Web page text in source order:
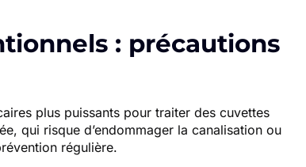
: précautions
plus puissants pour traiter des cuvettes
qui risque d’endommager la canalisation ou
régulière.